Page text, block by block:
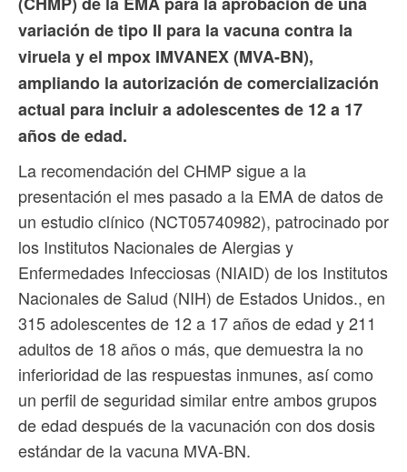
variación de tipo II para la vacuna contra la
viruela y el mpox IMVANEX (MVA-BN),
ampliando la autorización de comercialización
actual para incluir a adolescentes de 12 a 17
años de edad.
La recomendación del CHMP sigue a la
presentación el mes pasado a la EMA de datos de
un estudio clínico (NCT05740982), patrocinado por
los Institutos Nacionales de Alergias y
Enfermedades Infecciosas (NIAID) de los Institutos
Nacionales de Salud (NIH) de Estados Unidos., en
315 adolescentes de 12 a 17 años de edad y 211
adultos de 18 años o más, que demuestra la no
inferioridad de las respuestas inmunes, así como
un perfil de seguridad similar entre ambos grupos
de edad después de la vacunación con dos dosis
estándar de la vacuna MVA-BN.